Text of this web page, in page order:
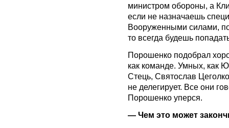
министром обороны, а
если не назначаешь
Вооруженными силами,
то всегда будешь
Порошенко подобрал
как команде. Умных, как
Стець, Святослав
не делегирует. Все они
Порошенко уперся.
— Чем это может